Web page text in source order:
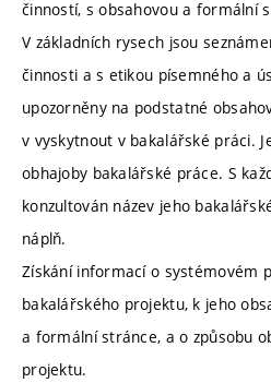
činností, s obsahovou a formální
V základních rysech jsou
činnosti a s etikou písemného a
upozorněny na podstatné
v vyskytnout v bakalářské práci.
obhajoby bakalářské práce. S
konzultován název jeho
náplň.
Získání informací o systémovém
bakalářského projektu, k jeho
a formální stránce, a o způsobu
projektu.